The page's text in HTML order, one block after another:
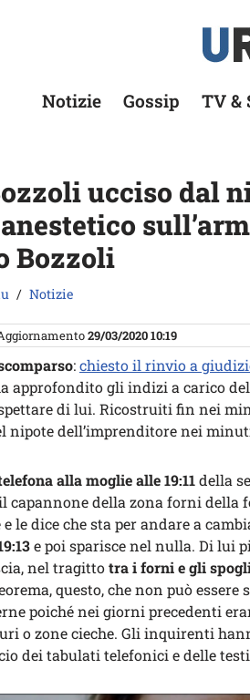
Notizie Gossip TV &
ucciso dal
Bozzoli
Notizie
29/03/2020 10:19
:chiesto il rinvio a
approfondito gli indizi a carico
di lui. Ricostruiti fin nei
nipote dell’imprenditore nei
alla moglie alle 19:11della
capannone della zona forni della
le dice che sta per andare a
e poi sparisce nel nulla. Di lui
nel tragittotra i forni e gli
questo, che non può
poiché nei giorni precedenti
o zone cieche. Gli inquirenti
dei tabulati telefonici e delle